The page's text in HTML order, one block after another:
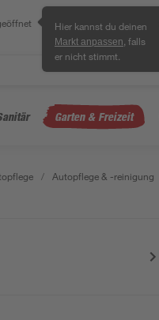
Hier kannst du deinen
Markt anpassen , falls
er nicht stimmt.
Garten & Freizeit
/ Autopflege & -reinigung